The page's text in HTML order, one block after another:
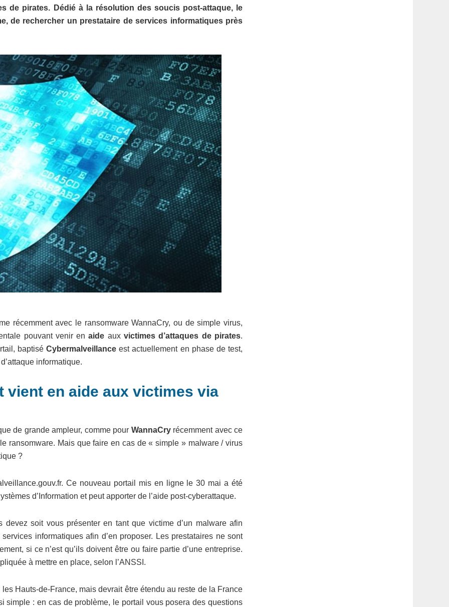
de pirates. Dédié à la résolution des soucis post-attaque, le
de rechercher un prestataire de services informatiques près
récemment avec le ransomware WannaCry, ou de simple virus,
pouvant venir enaide auxvictimes d’attaques de pirates.
baptiséCybermalveillance est actuellement en phase de test,
informatique.
vient en aide aux victimes via
de grande ampleur, comme pour WannaCryrécemment avec ce
ransomware. Mais que faire en cas de « simple » malware / virus
?
Ce nouveau portail mis en ligne le 30 mai a été
d’Information et peut apporter de l’aide post-cyberattaque.
soit vous présenter en tant que victime d’un malware afin
informatiques afin d’en proposer. Les prestataires ne sont
si ce n’est qu’ils doivent être ou faire partie d’une entreprise.
à mettre en place, selon l’ANSSI.
Hauts-de-France, mais devrait être étendu au reste de la France
simple : en cas de problème, le portail vous posera des questions